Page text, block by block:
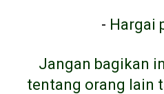
- Hargai
Jangan bagikan
tentang orang lain